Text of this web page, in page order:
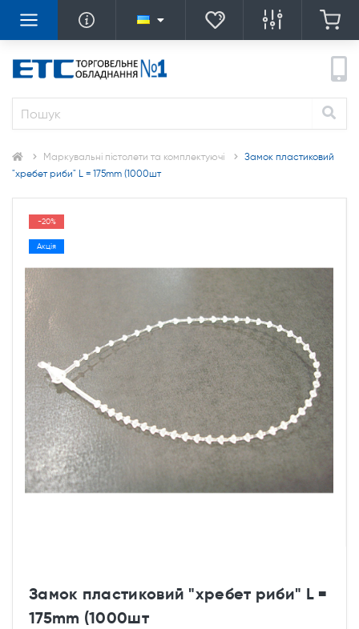
Маркувальні пістолети та комплектуючі
Замок пластиковий
"хребет риби" L = 175mm (1000шт
-20%
Акція
Замок пластиковий "хребет риби" L =
175mm (1000шт